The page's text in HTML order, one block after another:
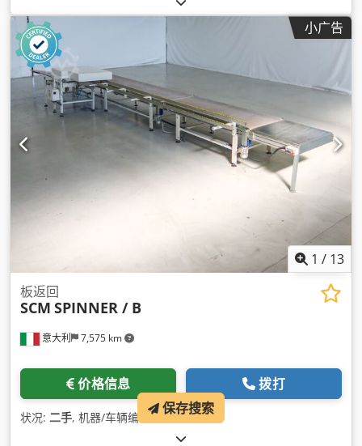
小广告
1 / 13
意大利 7,575 km
板返回
SCM SPINNER / B
价格信息 拨打
状况: 二手, 机器/车辆编号:007802,
保存搜索